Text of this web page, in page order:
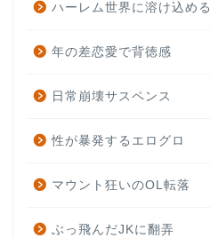
ハーレム世界に溶け込める
年の差恋愛で背徳感
日常崩壊サスペンス
性が暴発するエログロ
マウント狂いのOL転落
ぶっ飛んだJKに翻弄